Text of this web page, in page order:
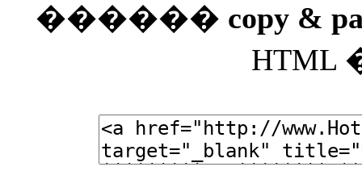
������ copy &